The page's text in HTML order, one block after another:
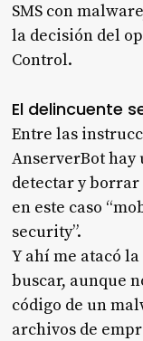
SMS con
la decisión del
Control.
El delincuente
Entre las
AnserverBot hay
detectar y
en este caso
security”.
Y ahí me atacó
buscar, aunque
código de un
archivos de